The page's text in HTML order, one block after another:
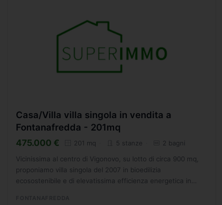
Casa/Villa villa singola in vendita a
Fontanafredda - 201mq
475.000 € 201 mq 5 stanze 2 bagni
Vicinissima al centro di Vigonovo, su lotto di circa 900 mq,
proponiamo villa singola del 2007 in bioedilizia
ecosostenibile e di elevatissima efficienza energetica in